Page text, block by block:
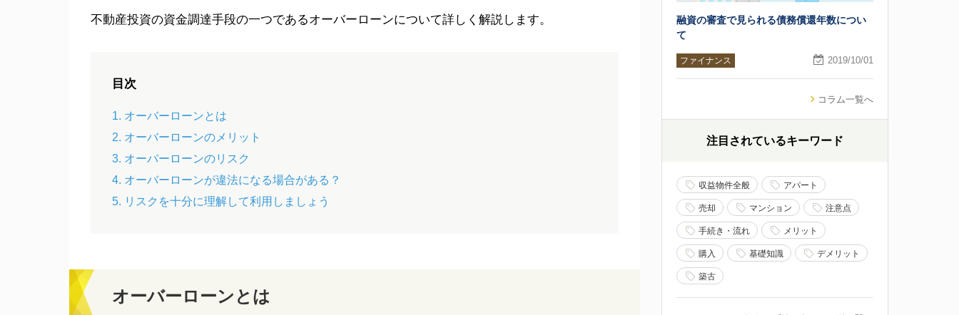
不動産投資の資金調達手段の一つであるオーバーローンについて詳しく解説します。
目次
1. オーバーローンとは
2. オーバーローンのメリット
3. オーバーローンのリスク
4. オーバーローンが違法になる場合がある？
5. リスクを十分に理解して利用しましょう
オーバーローンとは
融資の審査で見られる債務償還年数につい
て
ファイナンス 2019/10/01
コラム一覧へ
注目されているキーワード
収益物件全般 アパート
売却 マンション 注意点
手続き・流れ メリット
購入 基礎知識 デメリット
築古